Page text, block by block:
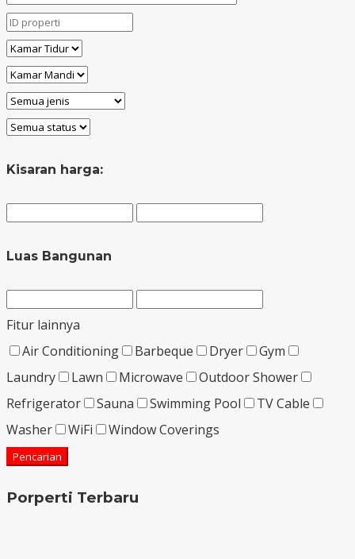
Kisaran harga:
Luas Bangunan
Fitur lainnya
Air Conditioning
Barbeque Dryer
Gym
Laundry
Lawn Microwave
Outdoor Shower
Refrigerator
Sauna Swimming Pool
TV Cable
Washer
WiFi Window Coverings
Pencarian
Porperti Terbaru